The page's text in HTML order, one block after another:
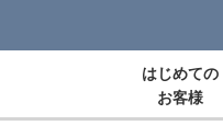
はじめての
お客様